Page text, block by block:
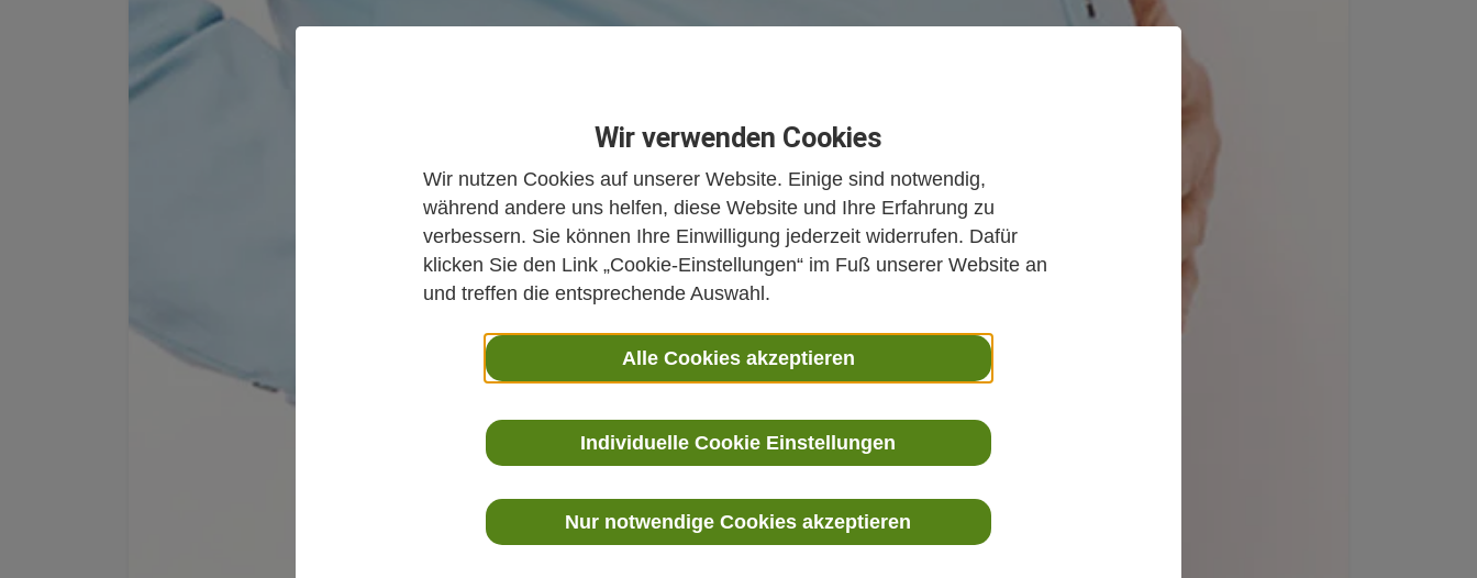
Wir verwenden Cookies
Wir nutzen Cookies auf unserer Website. Einige sind notwendig,
während andere uns helfen, diese Website und Ihre Erfahrung zu
verbessern. Sie können Ihre Einwilligung jederzeit widerrufen. Dafür
klicken Sie den Link „Cookie-Einstellungen“ im Fuß unserer Website an
und treffen die entsprechende Auswahl.
Alle Cookies akzeptieren
Individuelle Cookie Einstellungen
Nur notwendige Cookies akzeptieren